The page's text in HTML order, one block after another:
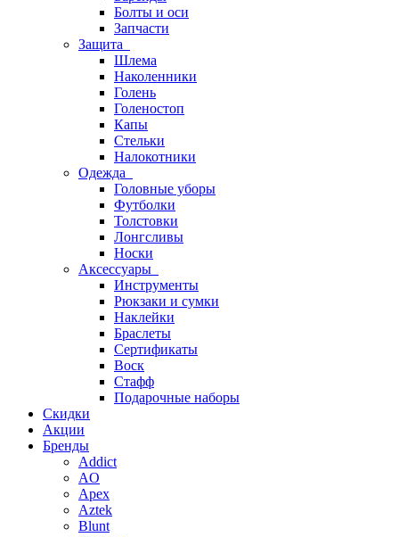
Болты и оси
Запчасти
Защита
Шлема
Наколенники
Голень
Голеностоп
Капы
Стельки
Налокотники
Одежда
Головные уборы
Футболки
Толстовки
Лонгсливы
Носки
Аксессуары
Инструменты
Рюкзаки и сумки
Наклейки
Браслеты
Сертификаты
Воск
Стафф
Подарочные наборы
Скидки
Акции
Бренды
Addict
AO
Apex
Aztek
Blunt